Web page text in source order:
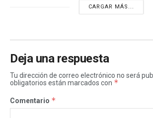
CARGAR MÁS...
Deja una respuesta
Tu dirección de correo electrónico no será
obligatorios están marcados con *
Comentario *